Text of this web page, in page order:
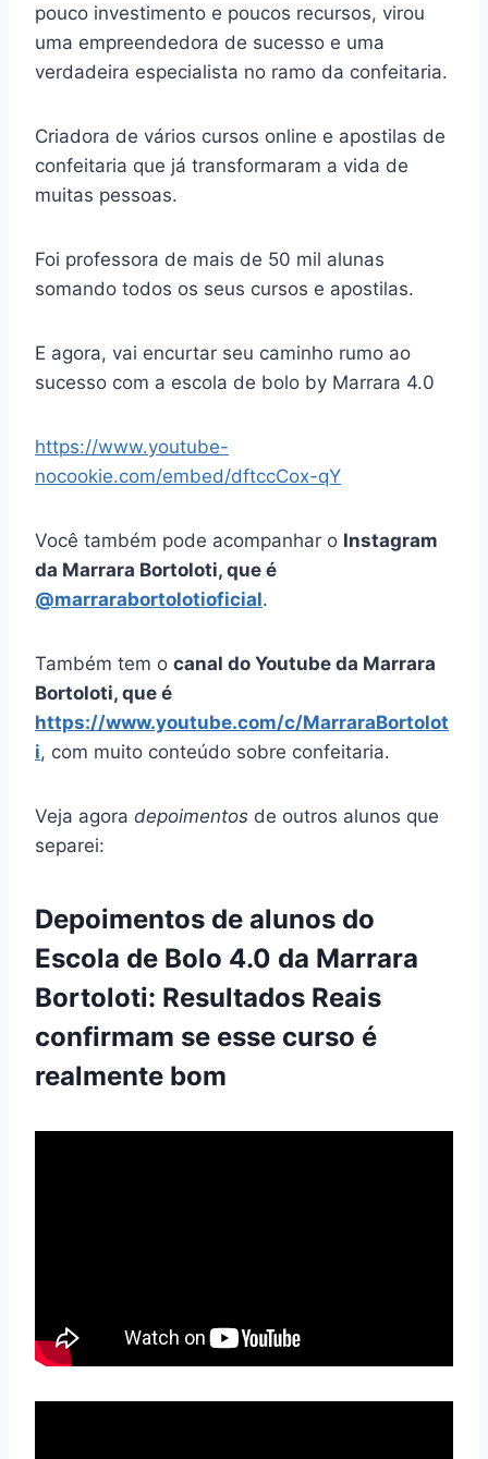
pouco investimento e poucos recursos, virou
uma empreendedora de sucesso e uma
verdadeira especialista no ramo da confeitaria.
Criadora de vários cursos online e apostilas de
confeitaria que já transformaram a vida de
muitas pessoas.
Foi professora de mais de 50 mil alunas
somando todos os seus cursos e apostilas.
E agora, vai encurtar seu caminho rumo ao
sucesso com a escola de bolo by Marrara 4.0
https://www.youtube-
nocookie.com/embed/dftccCox-qY
Você também pode acompanhar o Instagram
da Marrara Bortoloti, que é
@marrarabortolotioficial.
Também tem o canal do Youtube da Marrara
Bortoloti, que é
https://www.youtube.com/c/MarraraBortolot
i, com muito conteúdo sobre confeitaria.
Veja agora depoimentos de outros alunos que
separei:
Depoimentos de alunos do
Escola de Bolo 4.0 da Marrara
Bortoloti: Resultados Reais
confirmam se esse curso é
realmente bom